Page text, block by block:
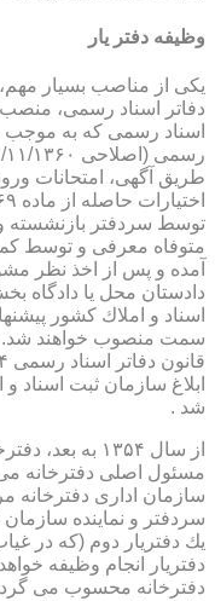
وظیفه دفتر یار
یكی از مناصب بسیار
دفاتر اسناد رسمی،
طریق آگهی، امتحانات
توسط سردفتر بازنشسته و
متوفاه معرفی و توسط
آمده و پس از اخذ نظر
دادستان محل یا
اسناد و املاك كشور
ابلاغ سازمان ثبت
شد .
از سال ۱۳۵۴
مسئول اصلی دفترخانه می
سازمان اداری دفترخانه
سردفتر و نماینده
یك دفتریار دوم (كه در
دفتریار انجام وظیفه
دفترخانه محسوب می